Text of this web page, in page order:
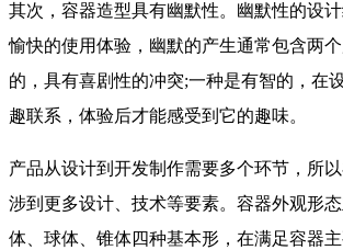
其次，容器造型具有幽默性。幽默性的设
愉快的使用体验，幽默的产生通常包含两
的，具有喜剧性的冲突;一种是有智的，在
趣联系，体验后才能感受到它的趣味。
产品从设计到开发制作需要多个环节，所
涉到更多设计、技术等要素。容器外观形
体、球体、锥体四种基本形，在满足容器主